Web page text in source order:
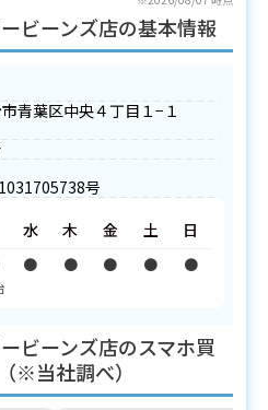
ビーンズ店の基本情報
青葉区中央４丁目１−１
号
水
●
木
●
金
●
土
●
日
●
ビーンズ店のスマホ買
※当社調べ）